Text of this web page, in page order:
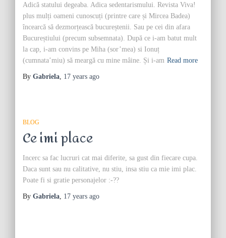
Adică statului degeaba. Adica sedentarismului. Revista Viva!
plus mulți oameni cunoscuți (printre care și Mircea Badea)
încearcă să dezmorțească bucureștenii. Sau pe cei din afara
Bucureștiului (precum subsemnata). După ce i-am batut mult
la cap, i-am convins pe Miha (sor’mea) si Ionuț
(cumnata’miu) să meargă cu mine mâine. Și i-am Read more
By Gabriela, 17 years ago
BLOG
Ce imi place
Incerc sa fac lucruri cat mai diferite, sa gust din fiecare cupa.
Daca sunt sau nu calitative, nu stiu, insa stiu ca mie imi plac.
Poate fi si gratie personajelor :-??
By Gabriela, 17 years ago